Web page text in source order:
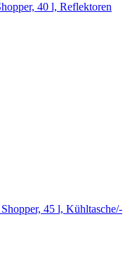
40 l, Reflektoren
45 l, Kühltasche/-